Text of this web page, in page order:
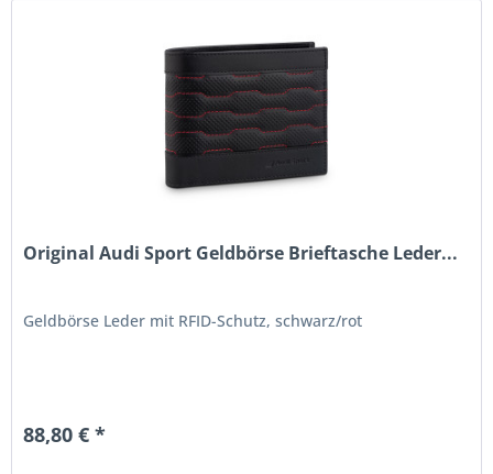
Original Audi Sport Geldbörse Brieftasche Leder...
Geldbörse Leder mit RFID-Schutz, schwarz/rot
88,80 € *